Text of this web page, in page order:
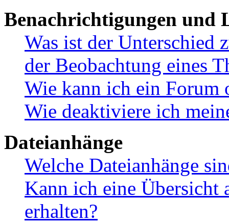
Benachrichtigungen und
Was ist der Unterschied
der Beobachtung eines
Wie kann ich ein Forum
Wie deaktiviere ich
Dateianhänge
Welche Dateianhänge
Kann ich eine Übersicht
erhalten?